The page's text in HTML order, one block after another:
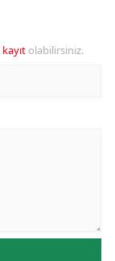
kayıt olabilirsiniz.